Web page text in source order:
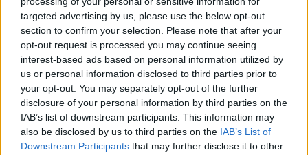
targeted advertising by us, please use the below opt-out
section to confirm your selection. Please note that after your
opt-out request is processed you may continue seeing
interest-based ads based on personal information utilized by
us or personal information disclosed to third parties prior to
your opt-out. You may separately opt-out of the further
disclosure of your personal information by third parties on the
IAB’s list of downstream participants. This information may
also be disclosed by us to third parties on the IAB’s List of
Downstream Participants that may further disclose it to other
Tutti morimmo a stento (2)
​Tutti morimmo a stento (1)
IL CORRIDOIO BLU il resoconto del convegno
Un manuale essenziale per seguire il CORRIDOIO BLU
Il corridoio blu
​Il cronoprogramma ottimale verso il full electric sui traghetti
​I costi dell’adeguamento al cold ironing
Alcune domande da esordiente agli esperti che decidono le
sorti dell’Elba
Verso il full electric a gestione pubblica dei traghetti​
​La Scienza dei Cittadini e i Cittadini per l’Aria